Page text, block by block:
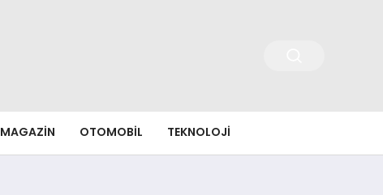
MAGAZIN OTOMOBIL TEKNOLOJI